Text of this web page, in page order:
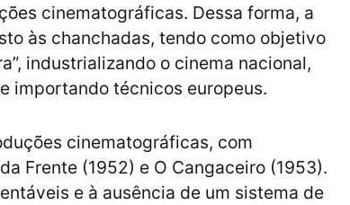
cinematográficas. Dessa forma, a
às chanchadas, tendo como objetivo
industrializando o cinema nacional,
importando técnicos europeus.
cinematográficas, com
Frente (1952) e O Cangaceiro (1953).
e à ausência de um sistema de